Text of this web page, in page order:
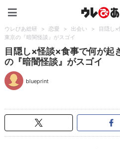
ウレぴあ総研 > 恋愛 > 出会い >
目隠し
東京の『暗闇怪談』がスゴイ
目隠し×怪談×食事で何が起
の『暗闇怪談』がスゴイ
blueprint